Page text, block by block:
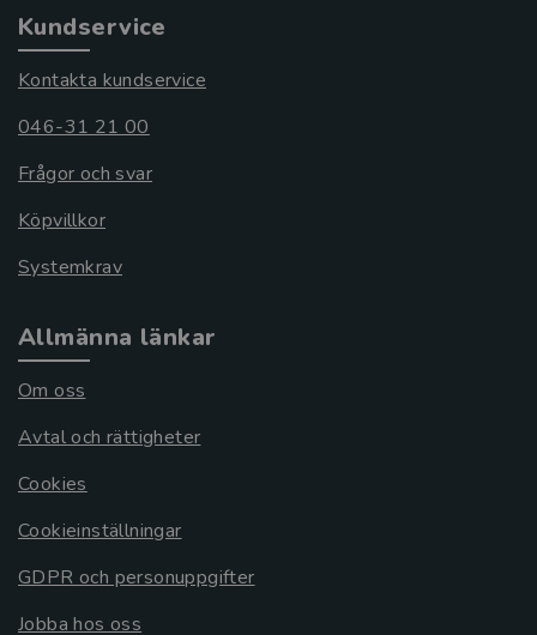
Kundservice
Kontakta kundservice
046-31 21 00
Frågor och svar
Köpvillkor
Systemkrav
Allmänna länkar
Om oss
Avtal och rättigheter
Cookies
Cookieinställningar
GDPR och personuppgifter
Jobba hos oss